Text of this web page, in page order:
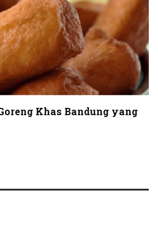
Khas Bandung yang